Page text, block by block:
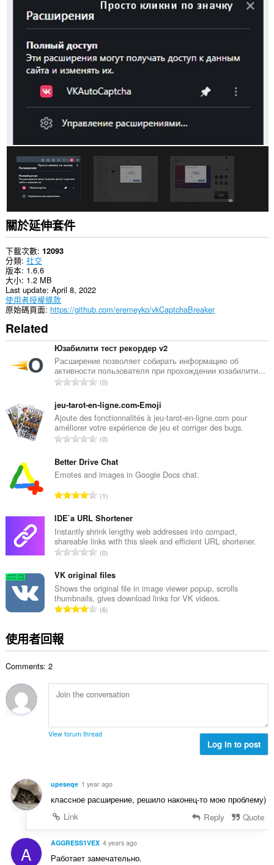
你
的
頁
籤
與
瀏
覽
活
動。
關於延伸套件
下載次數 12093
分類 社交
版本 1.6.6
大小 1.2 MB
Last update April 8, 2022
使用者授權條款
原始碼頁面 https://github.com/eremeyko/vkCaptchaBreaker
Related
Юзабилити тест рекордер v2
Расширение позволяет собирать информацию об
активности пользователя при прохождении юзабилити...
評
的
總
次
數
0
jeu-tarot-en-ligne.com•Emoji
Ajoute des fonctionnalités à jeu-tarot-en-ligne.com pour
améliorer votre expérience de jeu et corriger des bugs.
評
的
總
數
0
Better Drive Chat
Emotes and images in Google Docs chat.
評
的
總
次
數
1
IDE`a URL Shortener
Instantly shrink lengthy web addresses into compact,
shareable links with this sleek and efficient URL shortener.
評
的
總
次
數
0
VK original files
Shows the original file in image viewer popup, scrolls
thumbnails, gives download links for VK videos.
評
:
6
使用者回報
Comments: 2
View forum thread
Log in to post
upeseqe 1 year ago
классное расширение, решило наконец-то мою проблему)
Link
Reply Quote
A AGGRESS1VEX 4 years ago
Работает замечательно.